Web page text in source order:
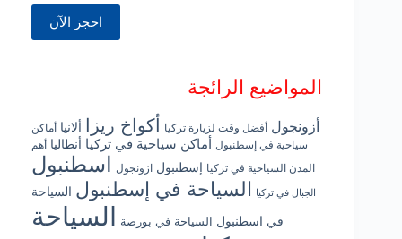
المواضيع الرائجة
أزونجول أفضل وقت لزيارة تركيا أكواخ ريزا ألانيا أماكن
سياحية في إسطنبول أماكن سياحية في تركيا أنطاليا أهم
المدن السياحية في تركيا إسطنبول ازونجول اسطنبول
الجبال في تركيا السياحة في إسطنبول السياحة
في اسطنبول السياحة في بورصة
السياحة